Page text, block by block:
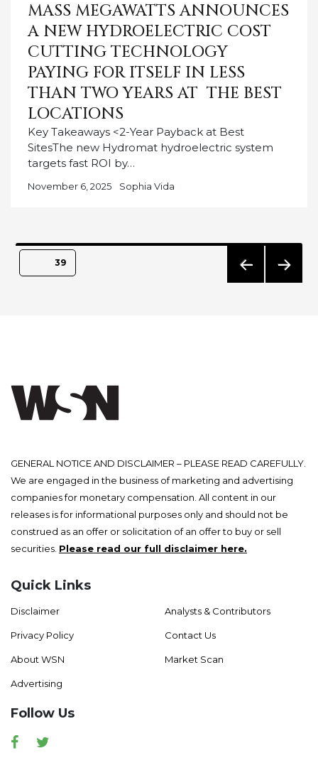
MASS MEGAWATTS ANNOUNCES
A NEW HYDROELECTRIC COST
CUTTING TECHNOLOGY
PAYING FOR ITSELF IN LESS
THAN TWO YEARS AT THE BEST
LOCATIONS
Key Takeaways <2-Year Payback at Best
SitesThe new Hydromat hydroelectric system
targets fast ROI by…
November 6, 2025 Sophia Vida
Posts
pagination
PAGE39
GENERAL NOTICE AND DISCLAIMER – PLEASE READ CAREFULLY.
We are engaged in the business of marketing and advertising
companies for monetary compensation. All content in our
releases is for informational purposes only and should not be
construed as an offer or solicitation of an offer to buy or sell
securities. Please read our full disclaimer here.
Quick Links
Disclaimer
Privacy Policy
About WSN
Advertising
Analysts & Contributors
Contact Us
Market Scan
Follow Us
Facebook